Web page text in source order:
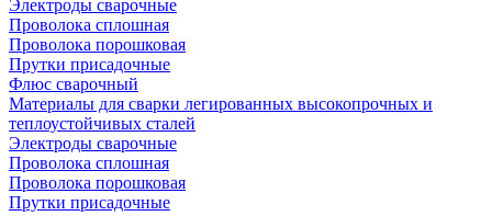
Электроды сварочные
Проволока сплошная
Проволока порошковая
Прутки присадочные
Флюс сварочный
Материалы для сварки легированных высокопрочных и
теплоустойчивых сталей
Электроды сварочные
Проволока сплошная
Проволока порошковая
Прутки присадочные